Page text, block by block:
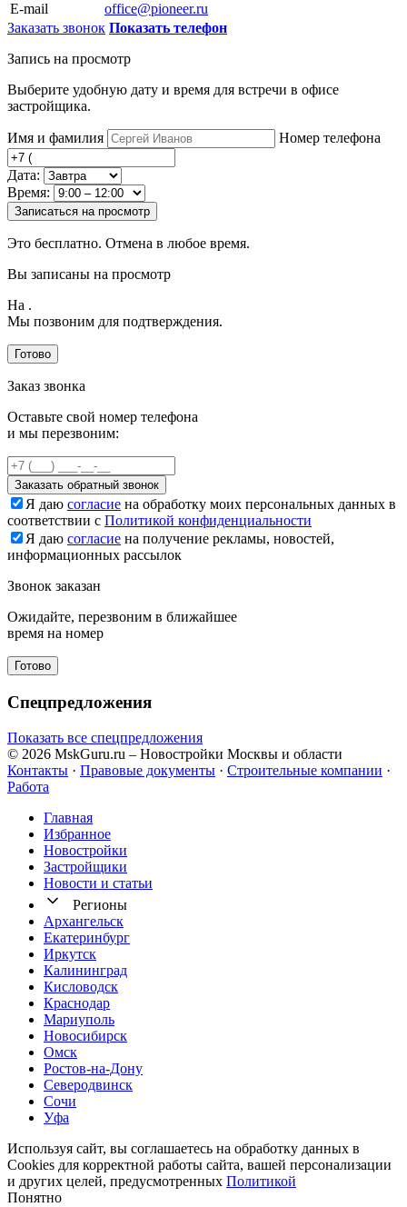
E-mail
office@pioneer.ru
Заказать звонок Показать телефон
Запись на просмотр
Выберите удобную дату и время для встречи в офисе
застройщика.
Имя и фамилия Номер телефона
Дата:
Время:
Записаться на просмотр
Это бесплатно. Отмена в любое время.
Вы записаны на просмотр
На .
Мы позвоним для подтверждения.
Готово
Заказ звонка
Оставьте свой номер телефона
и мы перезвоним:
Заказать обратный звонок
Я даю согласие на обработку моих персональных данных в
соответствии с Политикой конфиденциальности
Я даю согласие на получение рекламы, новостей,
информационных рассылок
Звонок заказан
Ожидайте, перезвоним в ближайшее
время на номер
Готово
Спецпредложения
Показать все спецпредложения
© 2026 MskGuru.ru – Новостройки Москвы и области
Контакты · Правовые документы · Строительные компании ·
Работа
Главная
Избранное
Новостр ойки
Застройщики
Новости и статьи
Регионы
Архангельск
Екатеринбург
Иркутск
Калининград
Кисловодск
Краснодар
Мариуполь
Новосибирск
Омск
Ростов-на-Дону
Северодвинск
Сочи
Уфа
Используя сайт, вы соглашаетесь на обработку данных в
Cookies для корректной работы сайта, вашей персонализации
и других целей, предусмотренных Политикой
Понятно